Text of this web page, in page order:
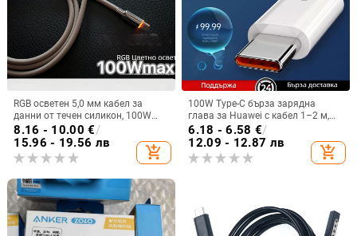
RGB осветен 5,0 мм кабел за
данни от течен силикон, 100W
бързо зареждане, съвместим с
Huawei и iPhone 15/16
8.16 - 10.00 €/
15.96 - 19.56 лв
add_shopping_cart
100W Type-C бърза зарядна
глава за Huawei с кабел 1–2 м,
бял силиконов корпус
6.18 - 6.58 €/
12.09 - 12.87 лв
add_shopping_cart